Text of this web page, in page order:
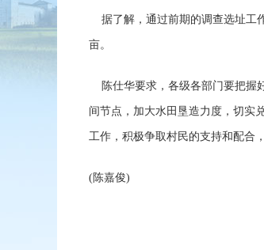
据了解，通过前期的调查选址工
亩。
陈仕华要求，各级各部门要把握
间节点，加大水田垦造力度，切实
工作，积极争取村民的支持和配合
(陈嘉俊)